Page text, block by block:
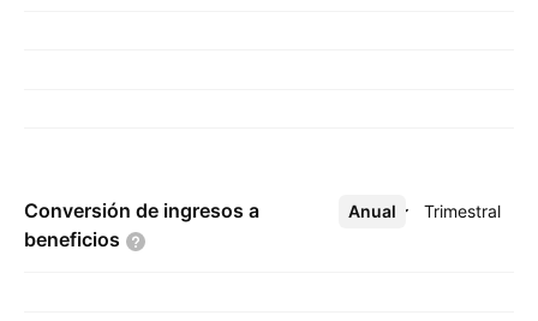
Conversión de ingresos a
beneficios
Anual Trimestral
Más